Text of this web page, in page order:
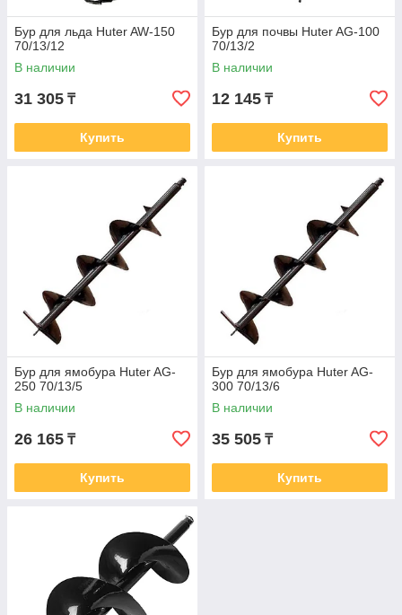
Бур для льда Huter AW-150
70/13/12
В наличии
31 305 ₸
Купить
Бур для почвы Huter AG-100
70/13/2
В наличии
12 145 ₸
Купить
Бур для ямобура Huter AG-
250 70/13/5
В наличии
26 165 ₸
Купить
Бур для ямобура Huter AG-
300 70/13/6
В наличии
35 505 ₸
Купить